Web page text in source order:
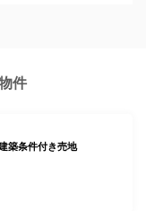
件
築条件付き売地